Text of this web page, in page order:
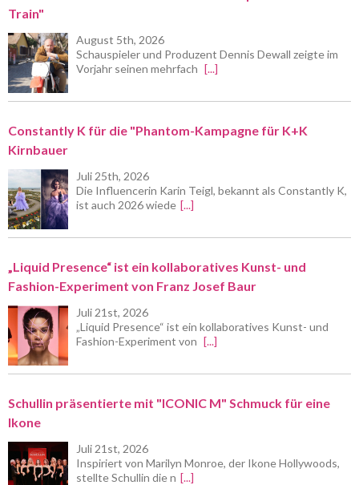
Train"
August 5th, 2026
Schauspieler und Produzent Dennis Dewall zeigte im
Vorjahr seinen mehrfach [...]
Constantly K für die "Phantom-Kampagne für K+K
Kirnbauer
Juli 25th, 2026
Die Influencerin Karin Teigl, bekannt als Constantly K,
ist auch 2026 wiede [...]
„Liquid Presence“ ist ein kollaboratives Kunst- und
Fashion-Experiment von Franz Josef Baur
Juli 21st, 2026
„Liquid Presence“ ist ein kollaboratives Kunst- und
Fashion-Experiment von [...]
Schullin präsentierte mit "ICONIC M" Schmuck für eine
Ikone
Juli 21st, 2026
Inspiriert von Marilyn Monroe, der Ikone Hollywoods,
stellte Schullin die n [...]